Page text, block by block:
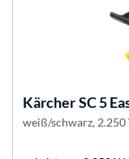
KärcherSC 5
weiß/schwarz,